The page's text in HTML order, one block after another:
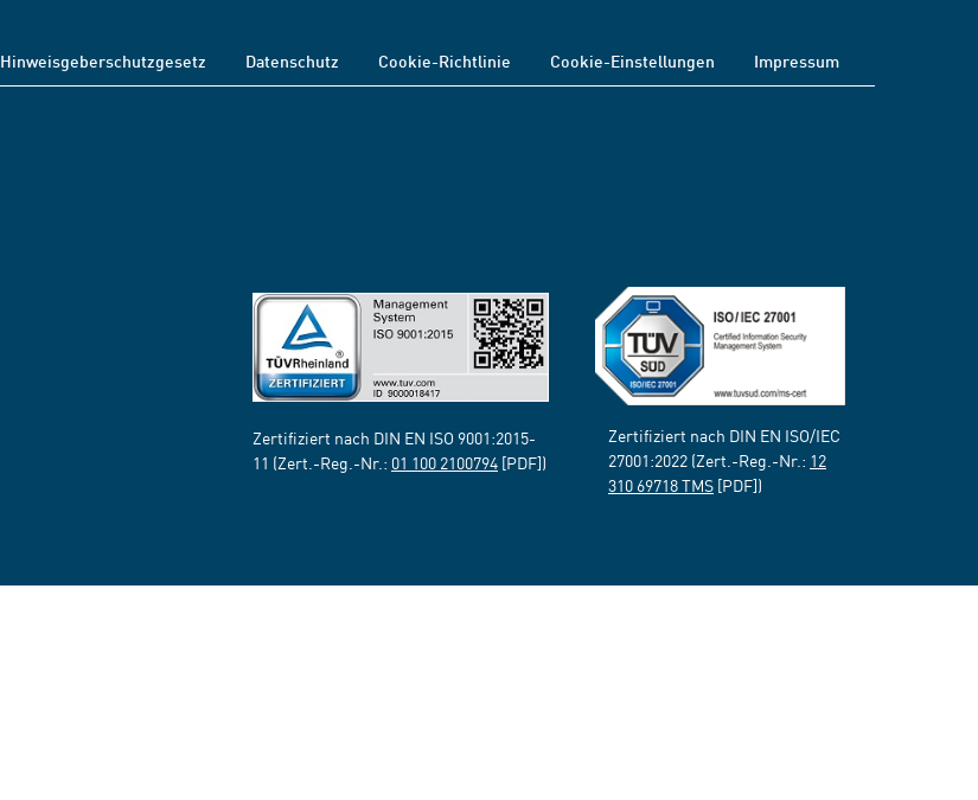
Hinweisgeberschutzgesetz Datenschutz Cookie-Richtlinie Cookie-Einstellungen Impressum
Zertifiziert nach DIN EN ISO 9001:2015-
11 (Zert.-Reg.-Nr.: 01 100 2100794 [PDF])
Zertifiziert nach DIN EN ISO/IEC
27001:2022 (Zert.-Reg.-Nr.: 12
310 69718 TMS [PDF])